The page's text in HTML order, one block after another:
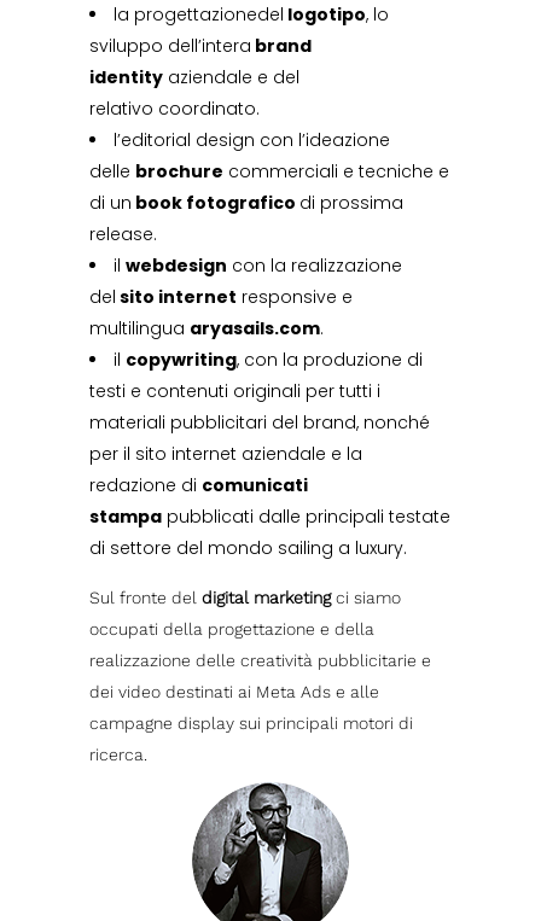
la progettazionedel logotipo, lo
sviluppo dell’intera brand
identity aziendale e del
relativo coordinato.
l’editorial design con l’ideazione
delle brochure commerciali e tecniche e
di un book fotografico di prossima
release.
il webdesign con la realizzazione
del sito internet responsive e
multilingua aryasails.com.
il copywriting, con la produzione di
testi e contenuti originali per tutti i
materiali pubblicitari del brand, nonché
per il sito internet aziendale e la
redazione di comunicati
stampa pubblicati dalle principali testate
di settore del mondo sailing a luxury.
Sul fronte del digital marketingci siamo
occupati della progettazione e della
realizzazione delle creatività pubblicitarie e
dei video destinati ai Meta Ads e alle
campagne display sui principali motori di
ricerca.